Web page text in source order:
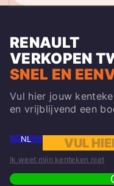
RENAULT
VERKOPEN
SNEL EN
Vul hier jouw
en vrijblijvend een
NL
Ik weet mijn kenteken niet